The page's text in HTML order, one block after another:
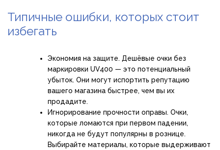
Типичные ошибки, которых стоит
избегать
Экономия на защите. Дешёвые очки без
маркировки UV400 — это потенциальный
убыток. Они могут испортить репутацию
вашего магазина быстрее, чем вы их
продадите.
Игнорирование прочности оправы. Очки,
которые ломаются при первом падении,
никогда не будут популярны в рознице.
Выбирайте материалы, которые выдерживают